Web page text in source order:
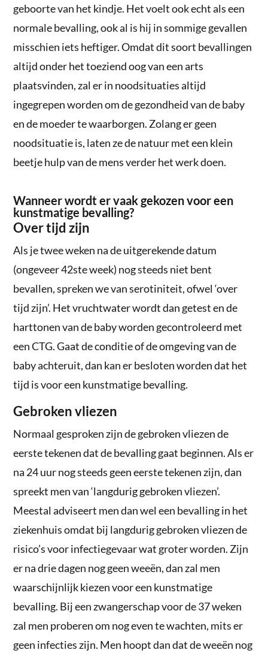
geboorte van het kindje. Het voelt ook echt als een
normale bevalling, ook al is hij in sommige gevallen
misschien iets heftiger. Omdat dit soort bevallingen
altijd onder het toeziend oog van een arts
plaatsvinden, zal er in noodsituaties altijd
ingegrepen worden om de gezondheid van de baby
en de moeder te waarborgen. Zolang er geen
noodsituatie is, laten ze de natuur met een klein
beetje hulp van de mens verder het werk doen.
Wanneer wordt er vaak gekozen voor een
kunstmatige bevalling?
Over tijd zijn
Als je twee weken na de uitgerekende datum
(ongeveer 42ste week) nog steeds niet bent
bevallen, spreken we van serotiniteit, ofwel ‘over
tijd zijn’. Het vruchtwater wordt dan getest en de
harttonen van de baby worden gecontroleerd met
een CTG. Gaat de conditie of de omgeving van de
baby achteruit, dan kan er besloten worden dat het
tijd is voor een kunstmatige bevalling.
Gebroken vliezen
Normaal gesproken zijn de gebroken vliezen de
eerste tekenen dat de bevalling gaat beginnen. Als er
na 24 uur nog steeds geen eerste tekenen zijn, dan
spreekt men van ‘langdurig gebroken vliezen’.
Meestal adviseert men dan wel een bevalling in het
ziekenhuis omdat bij langdurig gebroken vliezen de
risico’s voor infectiegevaar wat groter worden. Zijn
er na drie dagen nog geen weeën, dan zal men
waarschijnlijk kiezen voor een kunstmatige
bevalling. Bij een zwangerschap voor de 37 weken
zal men proberen om nog even te wachten, mits er
geen infecties zijn. Men hoopt dan dat de weeën nog